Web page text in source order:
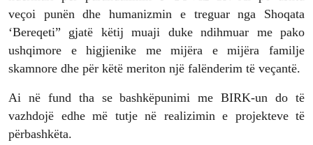
veçoi punën dhe humanizmin e treguar nga Shoqata
‘Bereqeti” gjatë këtij muaji duke ndihmuar me pako
ushqimore e higjienike me mijëra e mijëra familje
skamnore dhe për këtë meriton një falënderim të veçantë.
Ai në fund tha se bashkëpunimi me BIRK-un do të
vazhdojë edhe më tutje në realizimin e projekteve të
përbashkëta.